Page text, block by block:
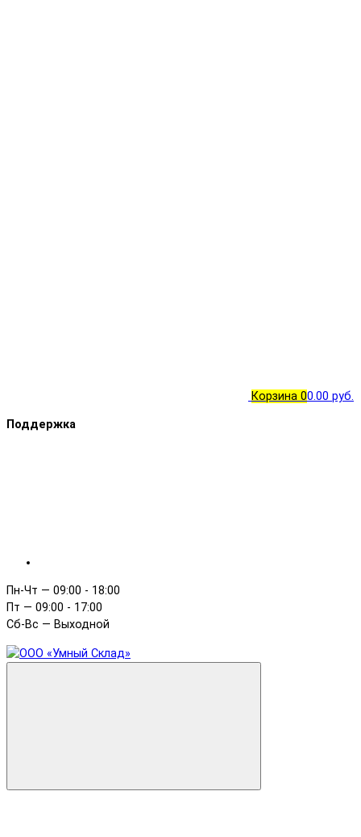
Корзина 00.00 руб.
Поддержка
Пн-Чт — 09:00 - 18:00
Пт — 09:00 - 17:00
Сб-Вс — Выходной